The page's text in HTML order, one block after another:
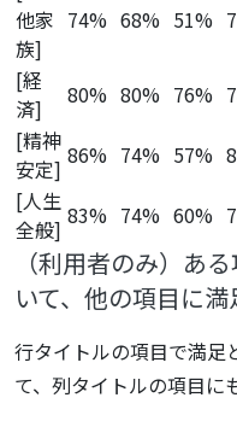
他家
族]
74% 68% 51%
[経
済]
80% 80% 76%
[精神
安定] 86% 74% 57%
[人生
全般] 83% 74% 60%
（利用者のみ）あ
いて、他の項目に
行タイトルの項目で満足
て、列タイトルの項目に